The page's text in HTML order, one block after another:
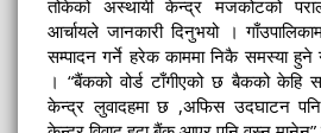
तोकेको अस्थायी केन्द्र मजकोटको
आर्चायले जानकारी दिनुभयो ।
सम्पादन गर्ने हरेक काममा निकै समस्या
। “बैंकको वोर्ड टाँगीएको छ बैकको केहि
केन्द्र लुवादहमा छ ,अफिस उदघाटन पनि